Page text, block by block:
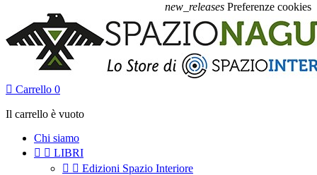
new_releases Preferenze cookies
 Carrello 0
Il carrello è vuoto
Chi siamo
  LIBRI
  Edizioni Spazio Interiore